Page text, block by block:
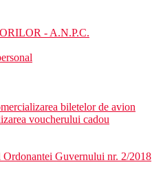
- A.N.P.C.
biletelor de avion
voucherului cadou
Guvernului nr. 2/2018